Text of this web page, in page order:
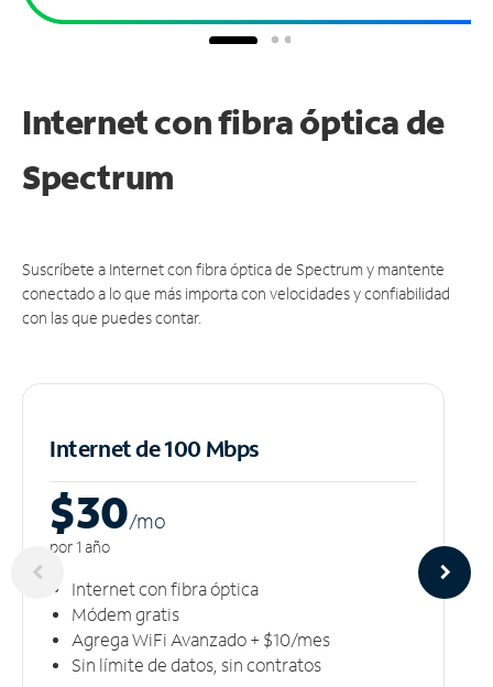
Internet con fibra óptica de
Spectrum
Suscríbete a Internet con fibra óptica de Spectrum y mantente
conectado a lo que más importa con velocidades y confiabilidad
con las que puedes contar.
Internet de 100 Mbps
$30/mo
por 1 año
Internet con fibra óptica
Módem gratis
Agrega WiFi Avanzado + $10/mes
Sin límite de datos, sin contratos